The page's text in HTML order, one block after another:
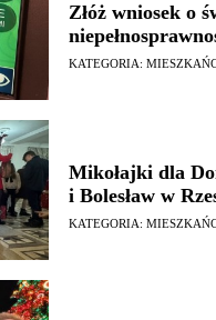
Złóż wniosek o
KATEGORIA:
Mikołajki dla
i Bolesław w
KATEGORIA: